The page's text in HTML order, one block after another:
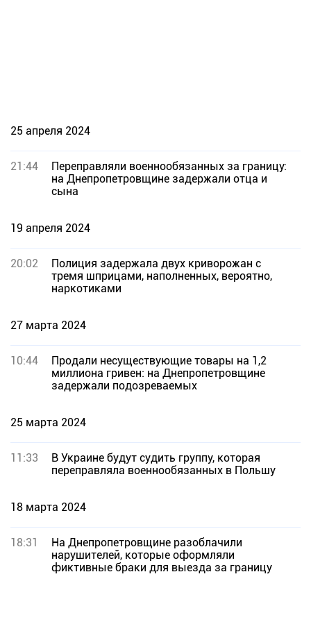
25 апреля 2024
21:44
Переправляли военнообязанных за границу:
на Днепропетровщине задержали отца и
сына
19 апреля 2024
20:02
Полиция задержала двух криворожан с
тремя шприцами, наполненных, вероятно,
наркотиками
27 марта 2024
10:44
Продали несуществующие товары на 1,2
миллиона гривен: на Днепропетровщине
задержали подозреваемых
25 марта 2024
11:33
В Украине будут судить группу, которая
переправляла военнообязанных в Польшу
18 марта 2024
18:31
На Днепропетровщине разоблачили
нарушителей, которые оформляли
фиктивные браки для выезда за границу